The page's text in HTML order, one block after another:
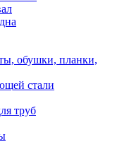
обушки, планки,
стали
труб